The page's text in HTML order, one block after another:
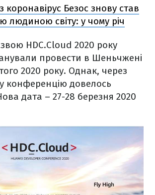
коронавірус Безос знову став
людиною світу: у чому річ
HDC.Cloud 2020 року
провести в Шеньчжені
2020 року. Однак, через
конференцію довелось
дата – 27-28 березня 2020